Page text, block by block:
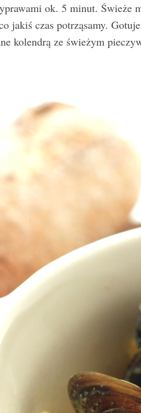
ok. 5 minut. Świeże
jakiś czas potrząsamy.
kolendrą ze świeżym